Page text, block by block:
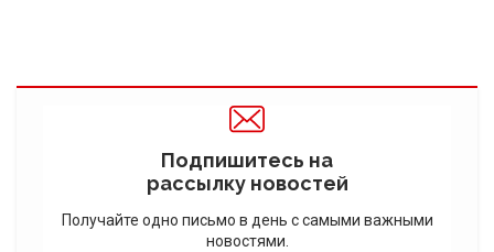
Подпишитесь на
рассылку новостей
Получайте одно письмо в день с самыми важными
новостями.